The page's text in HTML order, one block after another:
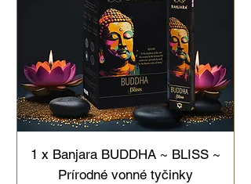
1 x Banjara BUDDHA ~ BLISS ~
Prírodné vonné tyčinky